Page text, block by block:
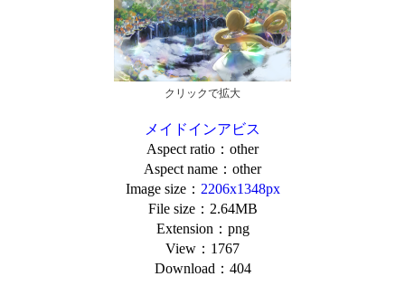
クリックで拡大
メイドインアビス
Aspect ratio：other
Aspect name：other
Image size： 2206x1348px
File size：2.64MB
Extension：png
View：1767
Download：404